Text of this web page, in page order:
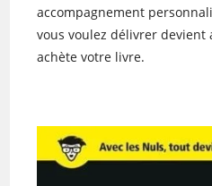
accompagnement
vous voulez délivrer devient
achète votre livre.